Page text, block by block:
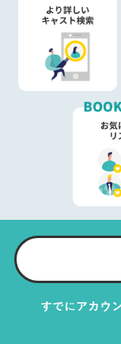
すでにアカウ